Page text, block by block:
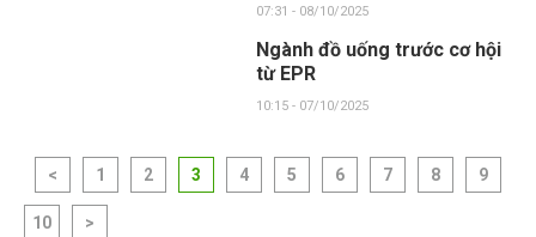
07:31 - 08/10/2025
Ngành đồ uống trước cơ hội
từ EPR
10:15 - 07/10/2025
< 1 2 3 4 5 6 7 8 9
10 >